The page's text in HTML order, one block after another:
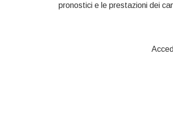
pronostici e le prestazioni dei